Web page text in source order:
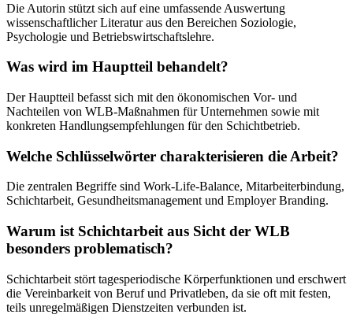
Die Autorin stützt sich auf eine umfassende Auswertung
wissenschaftlicher Literatur aus den Bereichen Soziologie,
Psychologie und Betriebswirtschaftslehre.
Was wird im Hauptteil behandelt?
Der Hauptteil befasst sich mit den ökonomischen Vor- und
Nachteilen von WLB-Maßnahmen für Unternehmen sowie mit
konkreten Handlungsempfehlungen für den Schichtbetrieb.
Welche Schlüsselwörter charakterisieren die Arbeit?
Die zentralen Begriffe sind Work-Life-Balance, Mitarbeiterbindung,
Schichtarbeit, Gesundheitsmanagement und Employer Branding.
Warum ist Schichtarbeit aus Sicht der WLB
besonders problematisch?
Schichtarbeit stört tagesperiodische Körperfunktionen und erschwert
die Vereinbarkeit von Beruf und Privatleben, da sie oft mit festen,
teils unregelmäßigen Dienstzeiten verbunden ist.